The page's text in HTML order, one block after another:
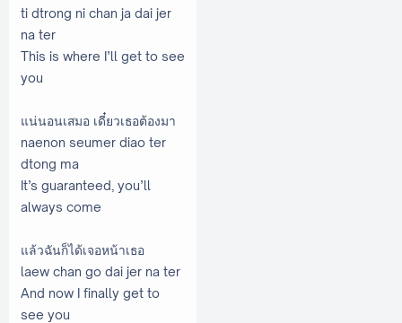
ti dtrong ni chan ja dai jer
na ter
This is where I’ll get to see
you
แน่นอนเสมอ เดี๋ยวเธอต้องมา
naenon seumer diao ter
dtong ma
It’s guaranteed, you’ll
always come
แล้วฉันก็ได้เจอหน้าเธอ
laew chan go dai jer na ter
And now I finally get to
see you